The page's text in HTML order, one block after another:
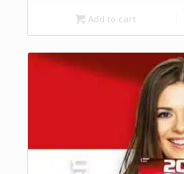
Add to cart